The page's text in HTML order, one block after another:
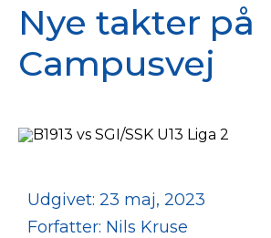
Nye takter på
Campusvej
Udgivet: 23 maj, 2023
Forfatter: Nils Kruse